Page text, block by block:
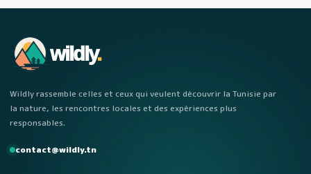
wildly.
Wildly rassemble celles et ceux qui veulent découvrir la Tunisie par
la nature, les rencontres locales et des expériences plus
responsables.
contact@wildly.tn